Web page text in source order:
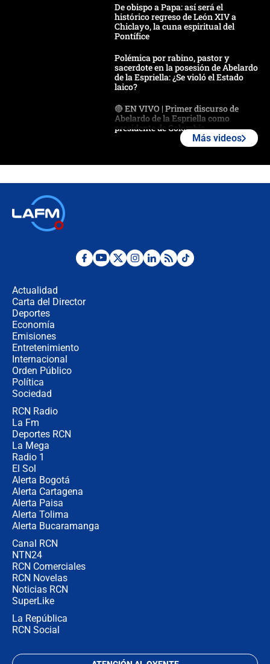
De obispo a Papa: así será el
histórico regreso de León XIV a
Chiclayo, la cuna espiritual del
Pontífice
Polémica por rabino, pastor y
sacerdote en la posesión de Abelardo
de la Espriella: ¿Se violó el Estado
laico?
🔴 EN VIVO | Primer discurso de
Abelardo de la Espriella como
presidente de Colombia
Desde dermatitis hasta infecciones:
Más videos
Actualidad
Carta del Director
Deportes
Economía
Emisiones
Entretenimiento
Internacional
Orden Público
Política
Sociedad
RCN Radio
La Fm
Deportes RCN
La Mega
Radio 1
El Sol
Alerta Bogotá
Alerta Cartagena
Alerta Paisa
Alerta Tolima
Alerta Bucaramanga
Canal RCN
NTN24
RCN Comerciales
RCN Novelas
Noticias RCN
SuperLike
La República
RCN Social